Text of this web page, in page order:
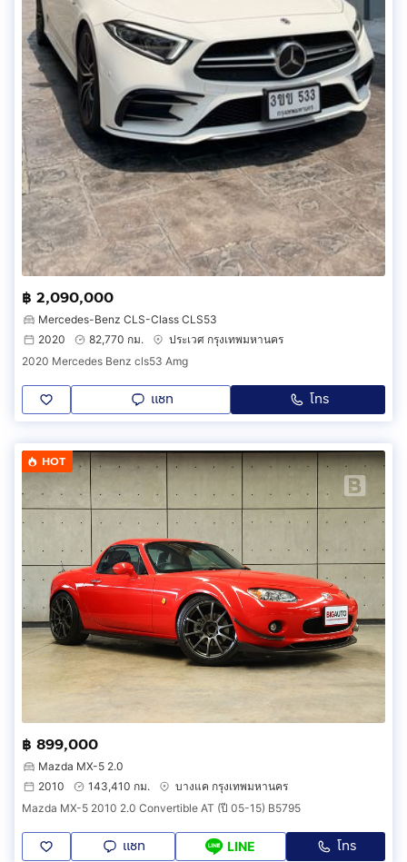
฿ 2,090,000
Mercedes-Benz CLS-Class CLS53
2020
82,770 กม.
ประเวศ กรุงเทพมหานคร
2020 Mercedes Benz cls53 Amg
แชท โทร
HOT
฿ 899,000
Mazda MX-5 2.0
2010
143,410 กม.
บางแค กรุงเทพมหานคร
Mazda MX-5 2010 2.0 Convertible AT (ปี 05-15) B5795
แชท LINE โทร